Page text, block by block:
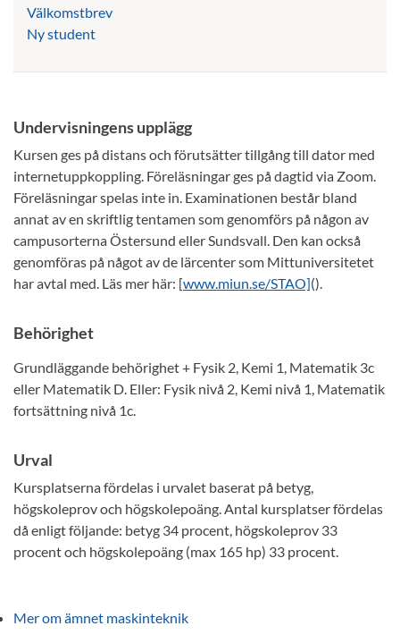
Välkomstbrev
Ny student
Undervisningens upplägg
Kursen ges på distans och förutsätter tillgång till dator med
internetuppkoppling. Föreläsningar ges på dagtid via Zoom.
Föreläsningar spelas inte in. Examinationen består bland
annat av en skriftlig tentamen som genomförs på någon av
campusorterna Östersund eller Sundsvall. Den kan också
genomföras på något av de lärcenter som Mittuniversitetet
har avtal med. Läs mer här: [www.miun.se/STAO]().
Behörighet
Grundläggande behörighet + Fysik 2, Kemi 1, Matematik 3c
eller Matematik D. Eller: Fysik nivå 2, Kemi nivå 1, Matematik
fortsättning nivå 1c.
Urval
Kursplatserna fördelas i urvalet baserat på betyg,
högskoleprov och högskolepoäng. Antal kursplatser fördelas
då enligt följande: betyg 34 procent, högskoleprov 33
procent och högskolepoäng (max 165 hp) 33 procent.
Mer om ämnet maskinteknik